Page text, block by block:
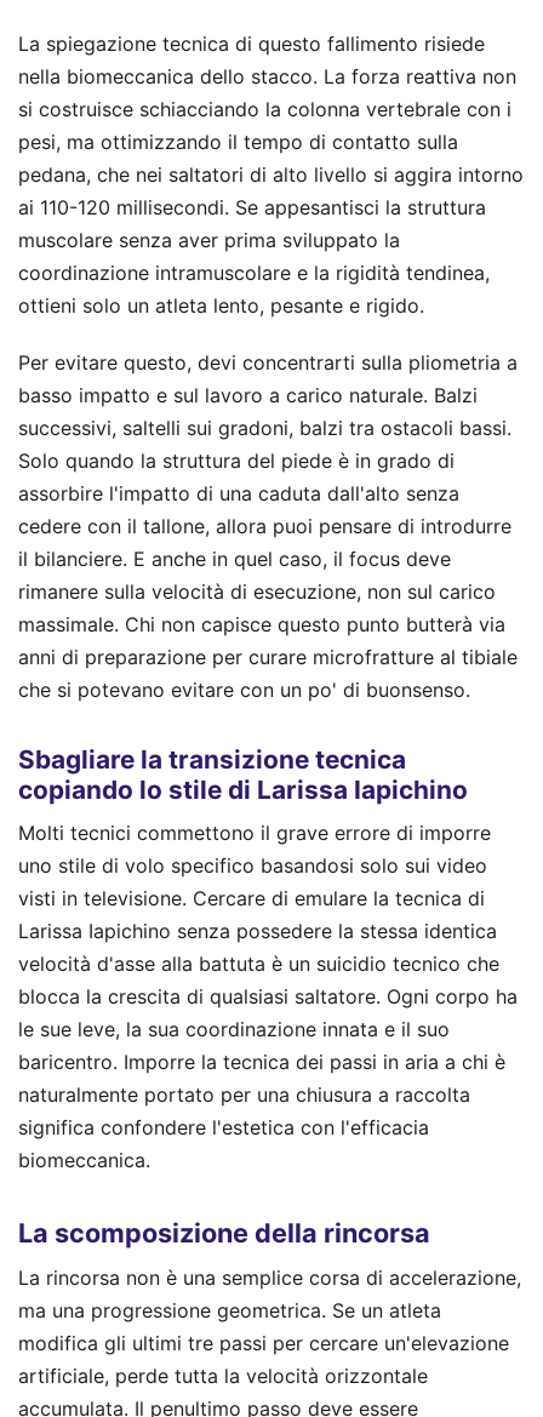
La spiegazione tecnica di questo fallimento risiede
nella biomeccanica dello stacco. La forza reattiva non
si costruisce schiacciando la colonna vertebrale con i
pesi, ma ottimizzando il tempo di contatto sulla
pedana, che nei saltatori di alto livello si aggira intorno
ai 110-120 millisecondi. Se appesantisci la struttura
muscolare senza aver prima sviluppato la
coordinazione intramuscolare e la rigidità tendinea,
ottieni solo un atleta lento, pesante e rigido.
Per evitare questo, devi concentrarti sulla pliometria a
basso impatto e sul lavoro a carico naturale. Balzi
successivi, saltelli sui gradoni, balzi tra ostacoli bassi.
Solo quando la struttura del piede è in grado di
assorbire l'impatto di una caduta dall'alto senza
cedere con il tallone, allora puoi pensare di introdurre
il bilanciere. E anche in quel caso, il focus deve
rimanere sulla velocità di esecuzione, non sul carico
massimale. Chi non capisce questo punto butterà via
anni di preparazione per curare microfratture al tibiale
che si potevano evitare con un po' di buonsenso.
Sbagliare la transizione tecnica
copiando lo stile di Larissa Iapichino
Molti tecnici commettono il grave errore di imporre
uno stile di volo specifico basandosi solo sui video
visti in televisione. Cercare di emulare la tecnica di
Larissa Iapichino senza possedere la stessa identica
velocità d'asse alla battuta è un suicidio tecnico che
blocca la crescita di qualsiasi saltatore. Ogni corpo ha
le sue leve, la sua coordinazione innata e il suo
baricentro. Imporre la tecnica dei passi in aria a chi è
naturalmente portato per una chiusura a raccolta
significa confondere l'estetica con l'efficacia
biomeccanica.
La scomposizione della rincorsa
La rincorsa non è una semplice corsa di accelerazione,
ma una progressione geometrica. Se un atleta
modifica gli ultimi tre passi per cercare un'elevazione
artificiale, perde tutta la velocità orizzontale
accumulata. Il penultimo passo deve essere